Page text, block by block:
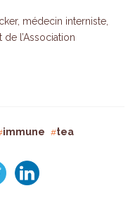
médecin interniste,
l’Association
immune tea